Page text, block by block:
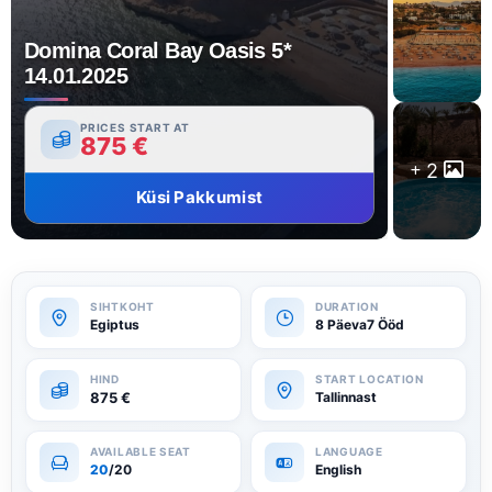
Domina Coral Bay Oasis 5*
14.01.2025
PRICES START AT
875€
Küsi Pakkumist
2
Egiptus 8 Päeva7 Ööd
875€ Tallinnast
20/20 English